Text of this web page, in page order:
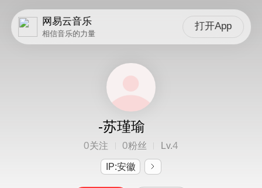
网易云音乐
相信音乐的力量
打开App
-苏瑾瑜
0关注 0粉丝 Lv.4
IP:安徽